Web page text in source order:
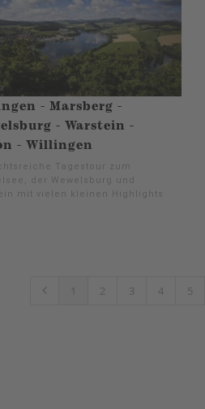
- Marsberg -
- Warstein -
- Willingen
Tagestour zum
der Wewelsburg und
mit vielen kleinen Highlights
1 2 3 4 5